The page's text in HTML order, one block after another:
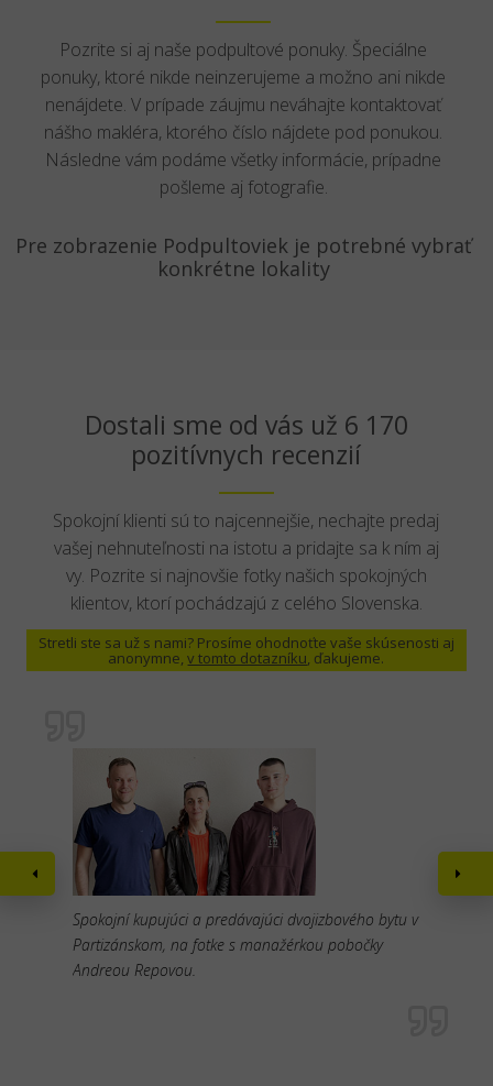
Pozrite si aj naše podpultové ponuky. Špeciálne
ponuky, ktoré nikde neinzerujeme a možno ani nikde
nenájdete. V prípade záujmu neváhajte kontaktovať
nášho makléra, ktorého číslo nájdete pod ponukou.
Následne vám podáme všetky informácie, prípadne
pošleme aj fotografie.
Pre zobrazenie Podpultoviek je potrebné vybrať
konkrétne lokality
Dostali sme od vás už 6 170
pozitívnych recenzií
Spokojní klienti sú to najcennejšie, nechajte predaj
vašej nehnuteľnosti na istotu a pridajte sa k ním aj
vy. Pozrite si najnovšie fotky našich spokojných
klientov, ktorí pochádzajú z celého Slovenska.
Stretli ste sa už s nami? Prosíme ohodnoťte vaše skúsenosti aj
anonymne,v tomto dotazníku, ďakujeme.
Spokojní kupujúci a predávajúci dvojizbového bytu v
Partizánskom, na fotke s manažérkou pobočky
Andreou Repovou.